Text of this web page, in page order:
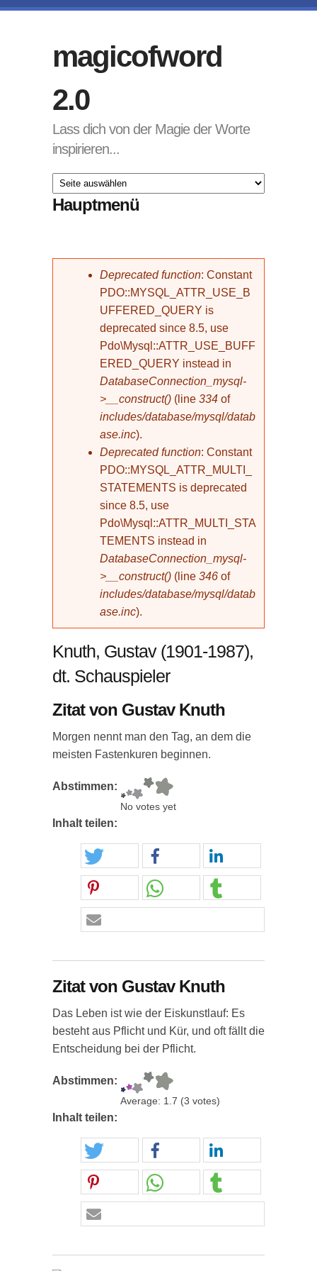
magicofword
2.0
Lass dich von der Magie der Worte
inspirieren...
Hauptmenü
Fehlermeldung
Deprecated function: Constant
PDO::MYSQL_ATTR_USE_B
UFFERED_QUERY is
deprecated since 8.5, use
Pdo\Mysql::ATTR_USE_BUFF
ERED_QUERY instead in
DatabaseConnection_mysql-
>__construct() (line 334 of
includes/database/mysql/datab
ase.inc).
Deprecated function: Constant
PDO::MYSQL_ATTR_MULTI_
STATEMENTS is deprecated
since 8.5, use
Pdo\Mysql::ATTR_MULTI_STA
TEMENTS instead in
DatabaseConnection_mysql-
>__construct() (line 346 of
includes/database/mysql/datab
ase.inc).
Knuth, Gustav (1901-1987),
dt. Schauspieler
Zitat von Gustav Knuth
Morgen nennt man den Tag, an dem die
meisten Fastenkuren beginnen.
Abstimmen:
No votes yet
Inhalt teilen:
Zitat von Gustav Knuth
Das Leben ist wie der Eiskunstlauf: Es
besteht aus Pflicht und Kür, und oft fällt die
Entscheidung bei der Pflicht.
Abstimmen:
Average: 1.7 (3 votes)
Inhalt teilen: